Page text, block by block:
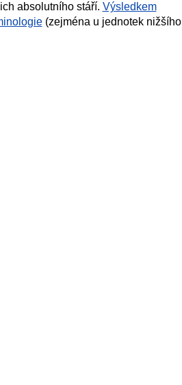
absolutního stáří. Výsledkem
(zejména u jednotek nižšího